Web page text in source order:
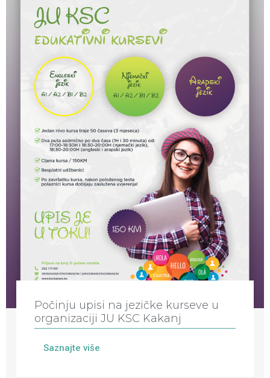
Počinju upisi na jezičke kurseve u
organizaciji JU KSC Kakanj
Saznajte više